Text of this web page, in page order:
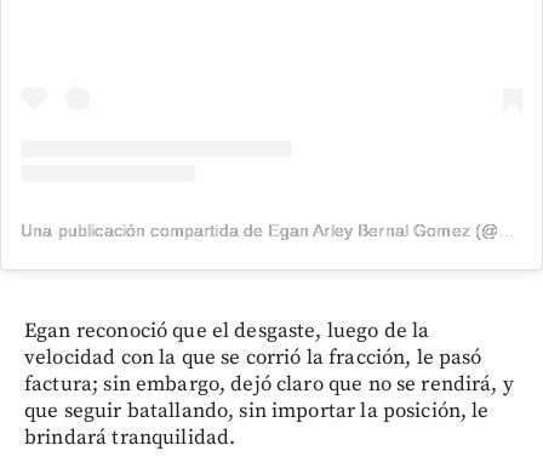
Una publicación compartida de Egan Arley Bernal Gomez (@eganbernal)
Egan reconoció que el desgaste, luego de la
velocidad con la que se corrió la fracción, le pasó
factura; sin embargo, dejó claro que no se rendirá, y
que seguir batallando, sin importar la posición, le
brindará tranquilidad.